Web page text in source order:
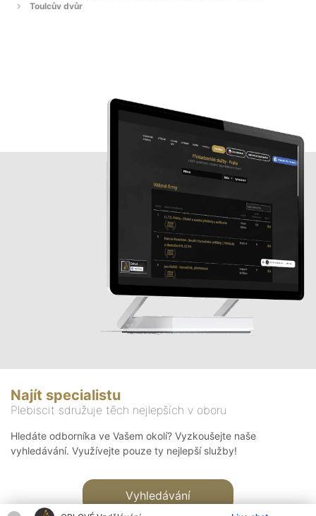
Toulcův dvůr
Najít specialistu
Plebiscit sdružuje těch nejlepších v oboru
Hledáte odborníka ve Vašem okolí? Vyzkoušejte naše
vyhledávání. Využívejte pouze ty nejlepší služby!
Vyhledávání